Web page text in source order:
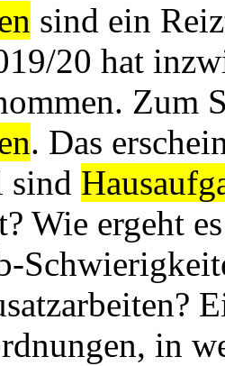
sind ein
20 hat
Zum
. Das
sind
Wie ergeht
in